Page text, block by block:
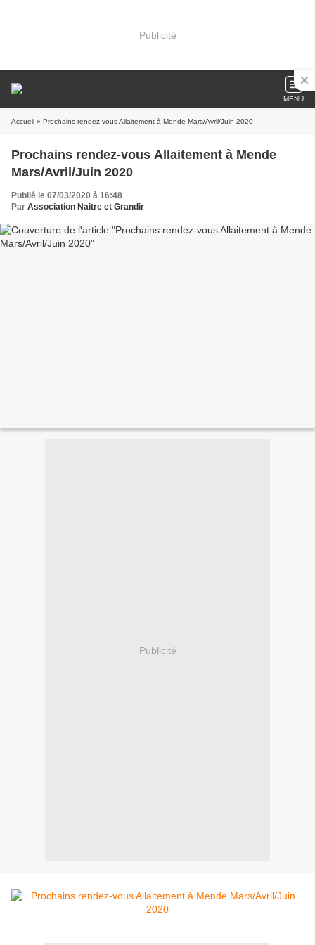
Publicité
MENU
Accueil » Prochains rendez-vous Allaitement à Mende Mars/Avril/Juin 2020
Prochains rendez-vous Allaitement à Mende
Mars/Avril/Juin 2020
Publié le 07/03/2020 à 16:48
Par Association Naitre et Grandir
Publicité